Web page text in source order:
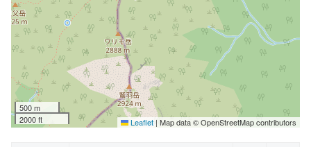
500 m
2000 ft
Leaflet | Map data © OpenStreetMap contributors